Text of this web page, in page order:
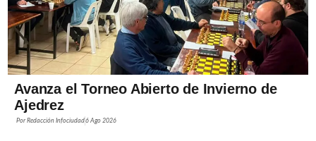
Avanza el Torneo Abierto de Invierno de
Ajedrez
PorRedacción Infociudad6 Ago 2026